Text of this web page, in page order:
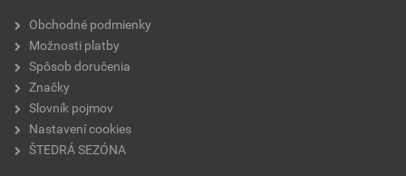
reakcia na oheň
výrobca
doba spracovateľnosti
zrnitosť
Obchodné podmienky
Možnosti platby
Spôsob doručenia
Značky
Slovník pojmov
Nastavení cookies
ŠTEDRÁ SEZÓNA